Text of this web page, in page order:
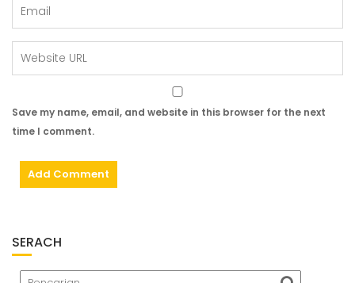
Save my name, email, and website in this browser for the next
time I comment.
SERACH